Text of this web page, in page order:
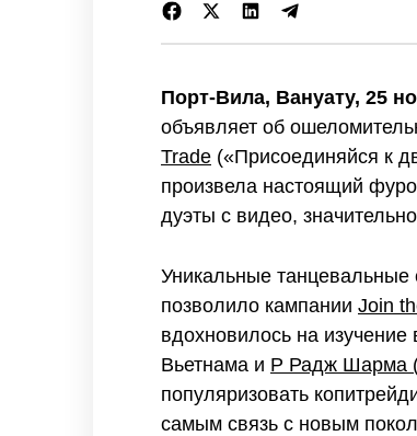
Порт-Вила, Вануату, 25
объявляет об
Trade («Присоединяйся к
произвела настоящий
дуэты с видео,
Уникальные танцевальные
позволило кампании Join
вдохновилось на изучение
Вьетнама и Р Радж Шарма
популяризовать
самым связь с новым